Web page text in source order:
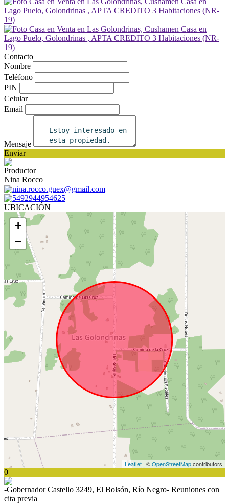
Contacto
Nombre
Teléfono
PIN
Celular
Email
Mensaje
Enviar
Productor
Nina Rocco
nina.rocco.guex@gmail.com
5492944954625
UBICACIÓN
+
−
Leaflet | ©OpenStreetMapcontributors
0
-Gobernador Castello 3249, El Bolsón, Río Negro- Reuniones con
cita previa